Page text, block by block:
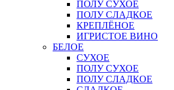
ПОЛУ СУХОЕ
ПОЛУ СЛАДКОЕ
КРЕПЛЁНОЕ
ИГРИСТОЕ ВИНО
БЕЛОЕ
СУХОЕ
ПОЛУ СУХОЕ
ПОЛУ СЛАДКОЕ